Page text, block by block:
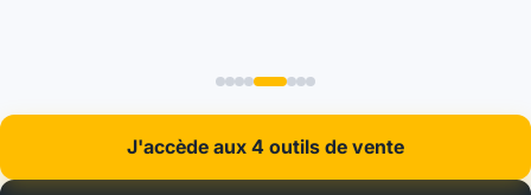
J'accède aux 4 outils de vente